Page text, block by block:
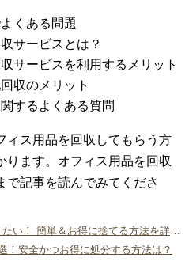
くある問題
サービスとは？
サービスを利用するメリット
収のメリット
するよくある質問
ィス用品を回収してもらう方
ります。オフィス用品を回収
で記事を読んでみてくださ
！安全かつお得に処分する方法は？